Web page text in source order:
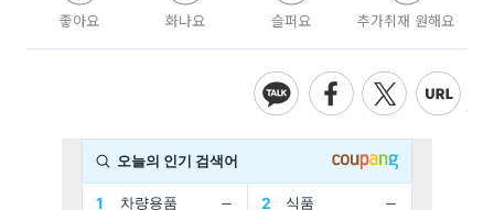
좋아요 화나요 슬퍼요 추가취재 원해요